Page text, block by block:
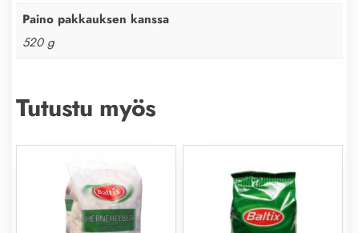
Paino pakkauksen kanssa
520 g
Tutustu myös